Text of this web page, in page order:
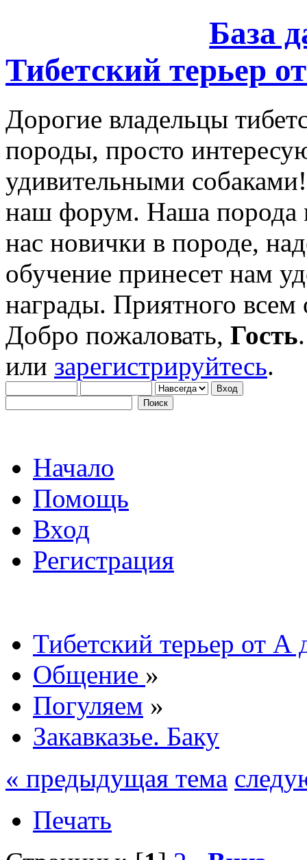
База
Тибетский терьер
Дорогие владельцы
породы, просто
удивительными
наш форум. Наша порода
нас новички в породе,
обучение принесет нам
награды. Приятного
Добро пожаловать, Гость
или зарегистрируйтесь.
Начало
Помощь
Вход
Регистрация
Тибетский терьер от А
Общение »
Погуляем »
Закавказье. Баку
« предыдущая тема
Печать